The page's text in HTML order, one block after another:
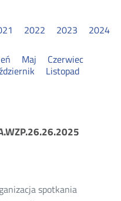
2022 2023
2024
Maj
Czerwiec
Listopad
spotkania